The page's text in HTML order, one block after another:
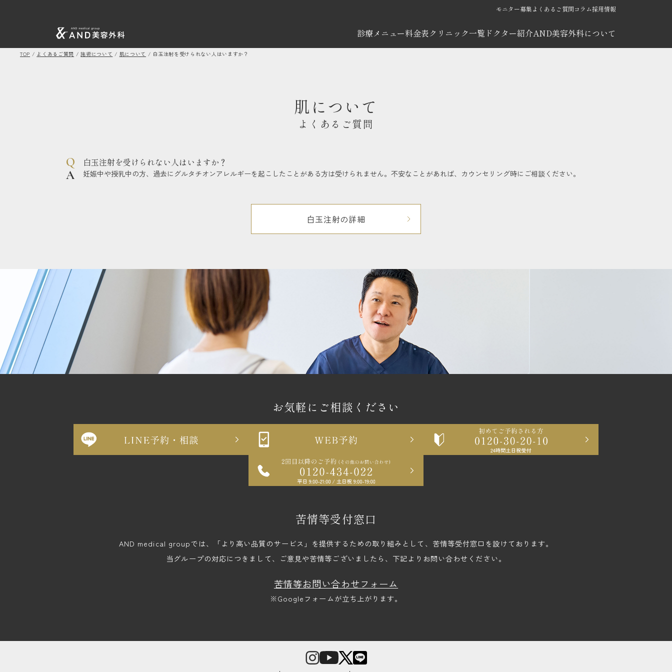
モニター募集よくあるご質問コラム採用情報
診療メニュー料金表クリニック一覧 ドクター紹介AND美容外科について
TOP / よくあるご質問 /施術について / 肌について / 白玉注射を受けられない人はいますか？
肌について
よくあるご質問
白玉注射を受けられない人はいますか？
妊娠中や授乳中の方、過去にグルタチオンアレルギーを起こしたことがある方は受けられません。不安なことがあれば、カウンセリング時にご相談ください。
白玉注射の詳細
お気軽にご相談ください
苦情等受付窓口
AND medical groupでは、「より高い品質のサービス」を提供するための取り組みとして、苦情等受付窓口を設けております。
当グループの対応につきまして、ご意見や苦情等ございましたら、下記よりお問い合わせください。
苦情等お問い合わせフォーム
※Googleフォームが立ち上がります。